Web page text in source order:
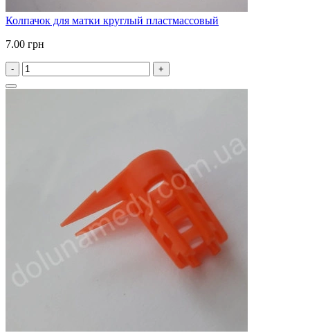
Колпачок для матки круглый пластмассовый
7.00 грн
- +